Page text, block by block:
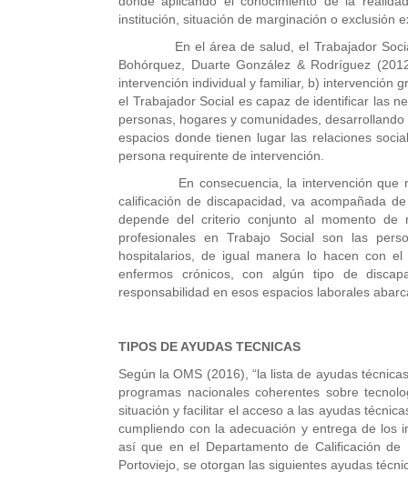
institución, situación de marginación o exclusión
En el área de salud, el Trabajador Social
Bohórquez, Duarte González & Rodríguez
intervención individual y familiar, b) intervención
el Trabajador Social es capaz de identificar las
personas, hogares y comunidades,
espacios donde tienen lugar las relaciones
persona requirente de intervención.
En consecuencia, la intervención que
calificación de discapacidad, va acompañada
depende del criterio conjunto al momento
profesionales en Trabajo Social son las
hospitalarios, de igual manera lo hacen con
enfermos crónicos, con algún tipo de
responsabilidad en esos espacios laborales
TIPOS DE AYUDAS TECNICAS
Según la OMS (2016), “la lista de ayudas
programas nacionales coherentes sobre
situación y facilitar el acceso a las ayudas
cumpliendo con la adecuación y entrega de los
así que en el Departamento de Calificación
Portoviejo, se otorgan las siguientes ayudas